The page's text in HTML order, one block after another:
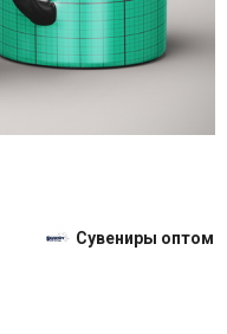
Сувениры оптом